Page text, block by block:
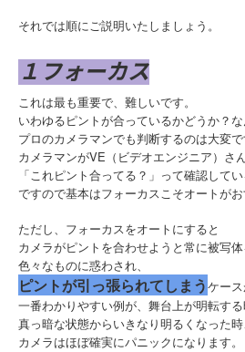
それでは順にご説明いたしましょう。
１フォーカス
これは最も重要で、難しいです。
いわゆるピントが合っているかどうか？
プロのカメラマンでも判断するのは大変で
カメラマンがVE（ビデオエンジニア）さ
「これピント合ってる？」って確認して
ですので基本はフォーカスこそオートがお
ただし、フォーカスをオートにすると
カメラがピントを合わせようと常に被写
色々なものに惑わされ、
ピントが引っ張られてしまうケース
一番わかりやすい例が、舞台上が明転する
真っ暗な状態からいきなり明るくなった時
カメラはほぼ確実にパニックになります。